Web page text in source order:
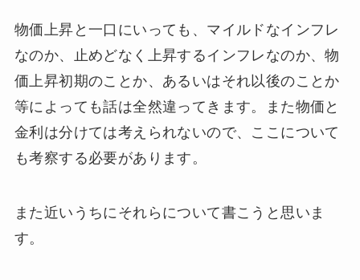
物価上昇と一口にいっても、マイルドなインフレ
なのか、止めどなく上昇するインフレなのか、物
価上昇初期のことか、あるいはそれ以後のことか
等によっても話は全然違ってきます。また物価と
金利は分けては考えられないので、ここについて
も考察する必要があります。
また近いうちにそれらについて書こうと思いま
す。